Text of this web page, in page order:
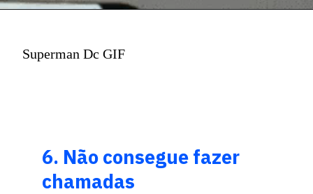
Superman Dc GIF
6. Não consegue fazer
chamadas